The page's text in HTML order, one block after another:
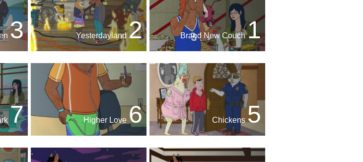
1
Brand New Couch
2
Yesterdayland
3
5
Chickens
6
7